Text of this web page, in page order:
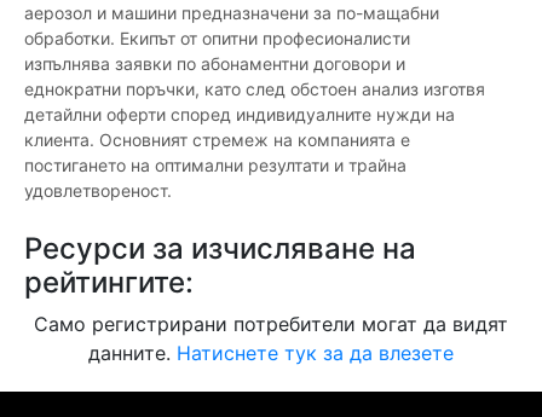
аерозол и машини предназначени за по-мащабни
обработки. Екипът от опитни професионалисти
изпълнява заявки по абонаментни договори и
еднократни поръчки, като след обстоен анализ изготвя
детайлни оферти според индивидуалните нужди на
клиента. Основният стремеж на компанията е
постигането на оптимални резултати и трайна
удовлетвореност.
Ресурси за изчисляване на
рейтингите:
Само регистрирани потребители могат да видят
данните. Натиснете тук за да влезете